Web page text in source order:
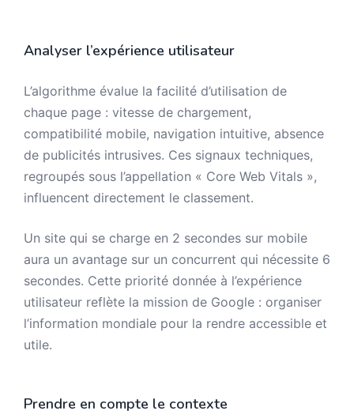
Analyser l’expérience utilisateur
L’algorithme évalue la facilité d’utilisation de
chaque page : vitesse de chargement,
compatibilité mobile, navigation intuitive, absence
de publicités intrusives. Ces signaux techniques,
regroupés sous l’appellation « Core Web Vitals »,
influencent directement le classement.
Un site qui se charge en 2 secondes sur mobile
aura un avantage sur un concurrent qui nécessite 6
secondes. Cette priorité donnée à l’expérience
utilisateur reflète la mission de Google : organiser
l’information mondiale pour la rendre accessible et
utile.
Prendre en compte le contexte